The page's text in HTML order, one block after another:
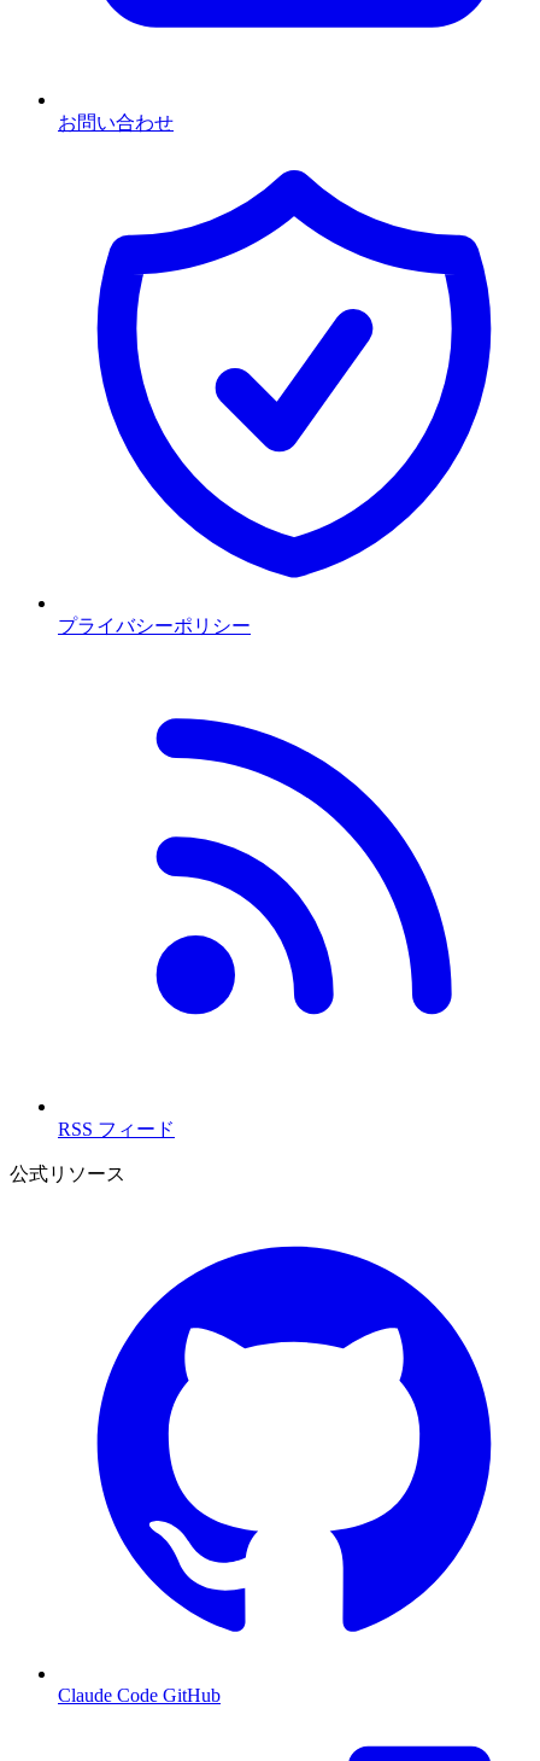
お問い合わせ
プライバシーポリシー
RSS フィード
公式リソース
Claude Code GitHub